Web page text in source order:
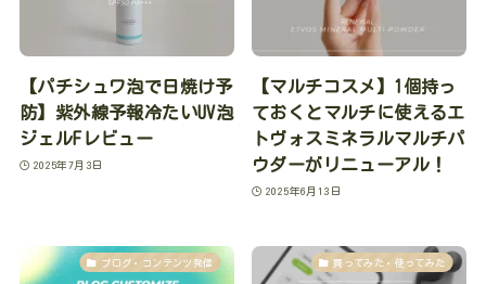
【パチシュワ泡で日焼け予
防】紫外線予報冷たいUV泡
ジェルFレビュー
2025年7月3日
【マルチコスメ】1個持っ
ておくとマルチに使えるエ
トヴォスミネラルマルチパ
ウダーがリニューアル！
2025年6月13日
ブログ・コンテンツ発信 買ってみた・使ってみた